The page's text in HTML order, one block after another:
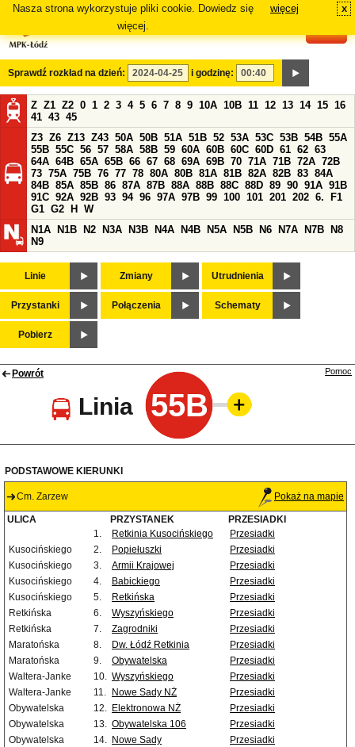
Nasza strona wykorzystuje pliki cookie. Dowiedz się
więcej.
więcej x
Sprawdź rozkład na dzień: i godzinę:
Z Z1 Z2 0 1 2 3 4 5 6 7 8 9 10A 10B 11 12 13 14 15 16
41 43 45
Z3 Z6 Z13 Z43 50A 50B 51A 51B 52 53A 53C 53B 54B 55A
55B 55C 56 57 58A 58B 59 60A 60B 60C 60D 61 62 63
64A 64B 65A 65B 66 67 68 69A 69B 70 71A 71B 72A 72B
73 75A 75B 76 77 78 80A 80B 81A 81B 82A 82B 83 84A
84B 85A 85B 86 87A 87B 88A 88B 88C 88D 89 90 91A 91B
91C 92A 92B 93 94 96 97A 97B 99 100 101 201 202 6.
F1
G1 G2 H
W
N1A
N1B N2 N3A N3B N4A N4B N5A N5B N6 N7A N7B
N8
N9
Linie Zmiany Utrudnienia
Przystanki Połączenia Schematy
Pobierz
Powrót
Linia 55B
Pomoc
PODSTAWOWE KIERUNKI
Cm. Zarzew Pokaż na mapie
ULICA PRZYSTANEK
PRZESIADKI
1.
Retkinia Kusocińskiego
Przesiadki
Kusocińskiego
2. Popiełuszki
Przesiadki
Kusocińskiego
3. Armii Krajowej
Przesiadki
Kusocińskiego
4. Babickiego
Przesiadki
Kusocińskiego
5. Retkińska
Przesiadki
Retkińska
6. Wyszyńskiego
Przesiadki
Retkińska
7. Zagrodniki
Przesiadki
Maratońska
8. Dw. Łódź Retkinia
Przesiadki
Maratońska
9. Obywatelska
Przesiadki
Waltera-Janke
10. Wyszyńskiego
Przesiadki
Waltera-Janke
11. Nowe Sady NŻ
Przesiadki
Obywatelska
12. Elektronowa NŻ
Przesiadki
Obywatelska
13. Obywatelska 106
Przesiadki
Obywatelska
14. Nowe Sady
Przesiadki